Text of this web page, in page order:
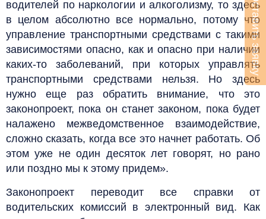
водителей по наркологии и алкоголизму, то здесь
в целом абсолютно все нормально, потому что
управление транспортными средствами с такими
зависимостями опасно, как и опасно при наличии
каких-то заболеваний, при которых управлять
транспортными средствами нельзя. Но здесь
нужно еще раз обратить внимание, что это
законопроект, пока он станет законом, пока будет
налажено межведомственное взаимодействие,
сложно сказать, когда все это начнет работать. Об
этом уже не один десяток лет говорят, но рано
или поздно мы к этому придем».
Законопроект переводит все справки от
водительских комиссий в электронный вид. Как
Оставить заявку